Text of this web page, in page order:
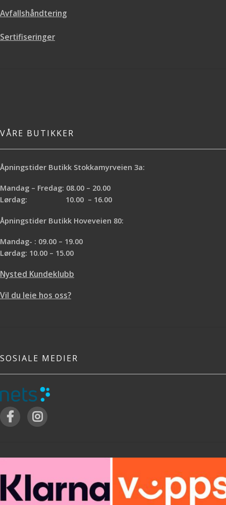
Avfallshåndtering
Sertifiseringer
VÅRE BUTIKKER
Åpningstider Butikk Stokkamyrveien 3a:
Mandag – Fredag: 08.00 – 20.00
Lørdag: 10.00 – 16.00
Åpningstider Butikk Hoveveien 80:
Mandag- : 09.00 – 19.00
Lørdag: 10.00 – 15.00
Nysted Kundeklubb
Vil du leie hos oss?
SOSIALE MEDIER